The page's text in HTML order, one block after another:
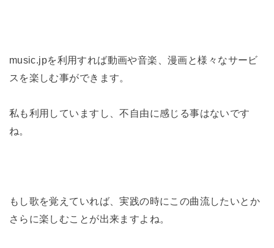
music.jpを利用すれば動画や音楽、漫画と様々なサービ
スを楽しむ事ができます。
私も利用していますし、不自由に感じる事はないです
ね。
もし歌を覚えていれば、実践の時にこの曲流したいとか
さらに楽しむことが出来ますよね。